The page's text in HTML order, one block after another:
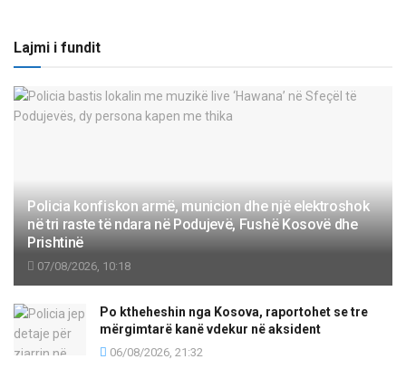
Lajmi i fundit
Policia konfiskon armë, municion dhe një elektroshok
në tri raste të ndara në Podujevë, Fushë Kosovë dhe
Prishtinë
07/08/2026, 10:18
Po ktheheshin nga Kosova, raportohet se tre
mërgimtarë kanë vdekur në aksident
06/08/2026, 21:32